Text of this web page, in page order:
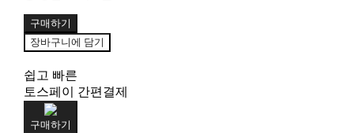
구매하기
장바구니에 담기
쉽고 빠른
토스페이 간편결제
구매하기